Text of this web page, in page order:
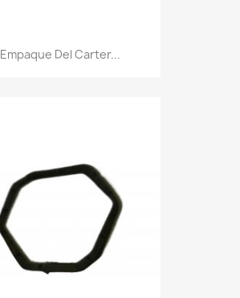
Empaque Del Carter...